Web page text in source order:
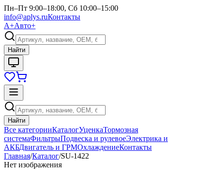
Пн–Пт 9:00–18:00, Сб 10:00–15:00
info@aplys.ruКонтакты
А+Авто+
Найти
Найти
Все категорииКаталогУценкаТормозная
системаФильтрыПодвеска и рулевоеЭлектрика и
АКБДвигатель и ГРМОхлаждениеКонтакты
Главная/Каталог/SU-1422
Нет изображения